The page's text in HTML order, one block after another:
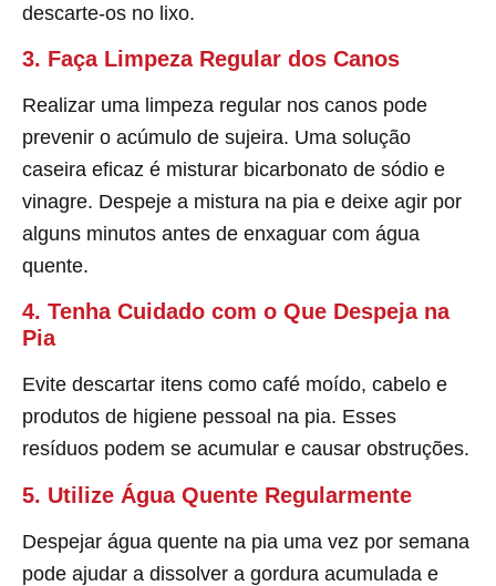
descarte-os no lixo.
3. Faça Limpeza Regular dos Canos
Realizar uma limpeza regular nos canos pode
prevenir o acúmulo de sujeira. Uma solução
caseira eficaz é misturar bicarbonato de sódio e
vinagre. Despeje a mistura na pia e deixe agir por
alguns minutos antes de enxaguar com água
quente.
4. Tenha Cuidado com o Que Despeja na
Pia
Evite descartar itens como café moído, cabelo e
produtos de higiene pessoal na pia. Esses
resíduos podem se acumular e causar obstruções.
5. Utilize Água Quente Regularmente
Despejar água quente na pia uma vez por semana
pode ajudar a dissolver a gordura acumulada e